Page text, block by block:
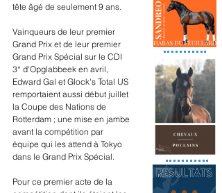
tête âgé de seulement 9 ans.
Vainqueurs de leur premier
Grand Prix et de leur premier
Grand Prix Spécial sur le CDI
3* d'Opglabbeek en avril,
Edward Gal et Glock's Total US
remportaient aussi début juillet
la Coupe des Nations de
Rotterdam ; une mise en jambe
avant la compétition par
équipe qui les attend à Tokyo
dans le Grand Prix Spécial.
Pour ce premier acte de la